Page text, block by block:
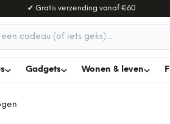
✔ Gratis verzending vanaf€60
cadeau
Gadgets Wonen & leven